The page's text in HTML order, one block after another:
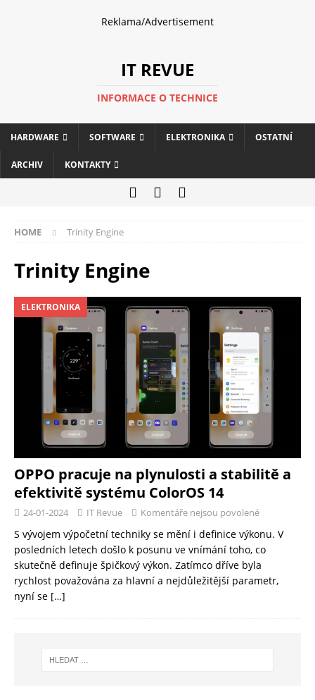
Reklama/Advertisement
IT REVUE
INFORMACE O TECHNICE
HARDWARE SOFTWARE ELEKTRONIKA OSTATNÍ
ARCHIV KONTAKTY
HOME Trinity Engine
Trinity Engine
ELEKTRONIKA
OPPO pracuje na plynulosti a stabilitě a
efektivitě systému ColorOS 14
24-01-2024 IT Revue Komentáře nejsou povolené
S vývojem výpočetní techniky se mění i definice výkonu. V
posledních letech došlo k posunu ve vnímání toho, co
skutečně definuje špičkový výkon. Zatímco dříve byla
rychlost považována za hlavní a nejdůležitější parametr,
nyní se […]